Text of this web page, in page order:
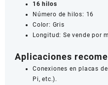
16 hilos
Número de hilos: 16
Color: Gris
Longitud: Se vende por
Aplicaciones
Conexiones en placas
Pi, etc.).